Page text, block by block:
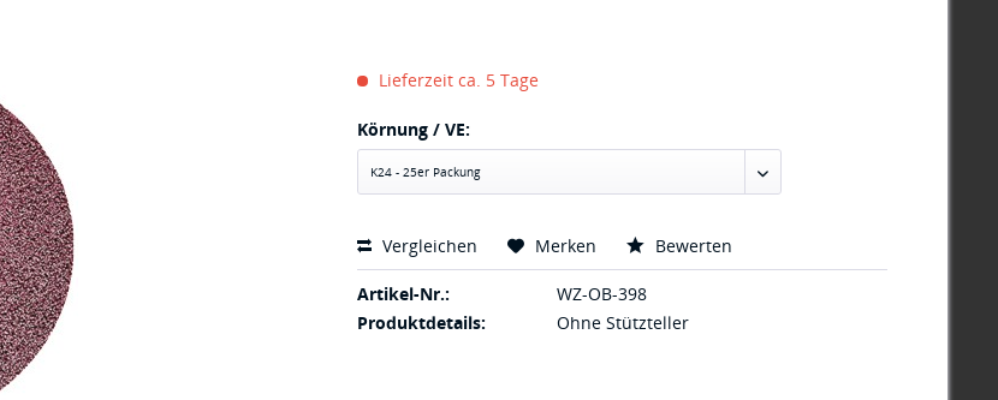
Lieferzeit ca. 5 Tage
Körnung / VE:
Vergleichen Merken Bewerten
Artikel-Nr.:
WZ-OB-398
Produktdetails:
Ohne Stützteller